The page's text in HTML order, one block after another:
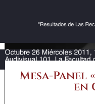
Mesa-Panel
en